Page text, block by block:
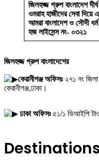
জিলহজ্জ গ্রুপ বাংলাদেশ
ওমরাহ হাজীদের সেবা দিয়ে
আমরা বাংলাদেশ ও সৌদী
হজ লাইসেন্স নং- ০৩২১
জিলহজ্জ গ্রুপ বাংলাদেশের
কেরানীগঞ্জ অফিসঃ২৭১ নং জিলা
কেরানীগঞ্জ,ঢাকা।
ঢাকা অফিসঃ৫১/১ ভিআইপি